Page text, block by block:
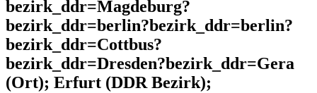
bezirk_ddr=Magdeburg?
bezirk_ddr=berlin?bezirk_ddr=berlin?
bezirk_ddr=Cottbus?
bezirk_ddr=Dresden?bezirk_ddr=Gera
(Ort); Erfurt (DDR Bezirk);